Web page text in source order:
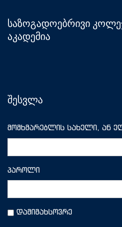
საზოგადოებრივი
აკადემია
შესვლა
მომხმარებლის სახელი, ან
პაროლი
დამიმახსოვრე